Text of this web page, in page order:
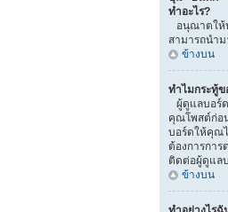
ทำอะไร?
อนุณาตให้
สามารถนำ
ข้างบน
ทำไมกระทู้
ผู้ดูแลบอร์
คุณโพสต์ก่อ
บอร์ดให้คุณ
ต้องการกา
ติดต่อผู้ดูแล
ข้างบน